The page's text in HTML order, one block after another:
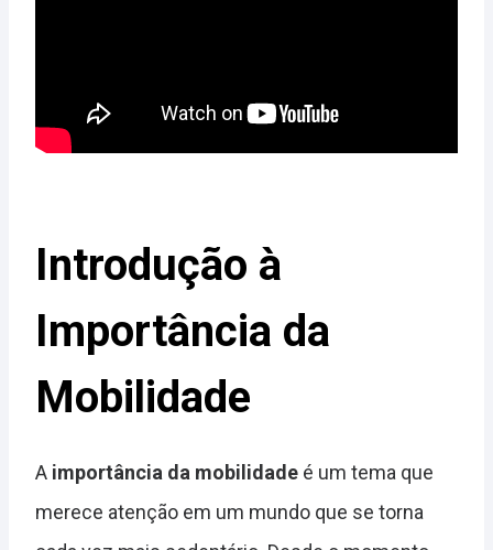
Introdução à
Importância da
Mobilidade
A importância da mobilidade é um tema que
merece atenção em um mundo que se torna